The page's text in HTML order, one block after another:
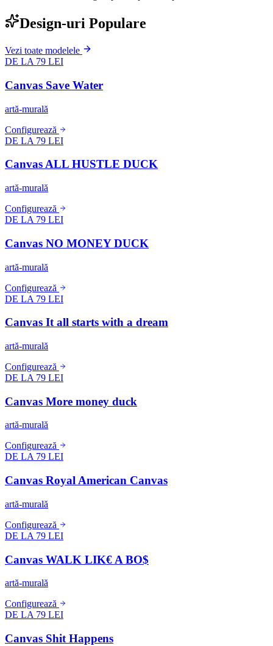
Design-uri Populare
Vezi toate modelele
DE LA 79 LEI
Canvas Save Water
artă-murală
Configurează
DE LA 79 LEI
Canvas ALL HUSTLE DUCK
artă-murală
Configurează
DE LA 79 LEI
Canvas NO MONEY DUCK
artă-murală
Configurează
DE LA 79 LEI
Canvas It all starts with a dream
artă-murală
Configurează
DE LA 79 LEI
Canvas More money duck
artă-murală
Configurează
DE LA 79 LEI
Canvas Royal American Canvas
artă-murală
Configurează
DE LA 79 LEI
Canvas WALK LIK€ A BO$
artă-murală
Configurează
DE LA 79 LEI
Canvas Shit Happens